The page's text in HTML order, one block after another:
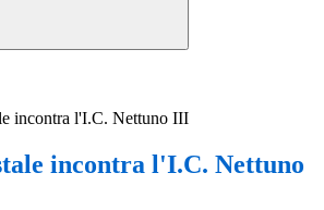
incontra l'I.C. Nettuno III
incontra l'I.C. Nettuno